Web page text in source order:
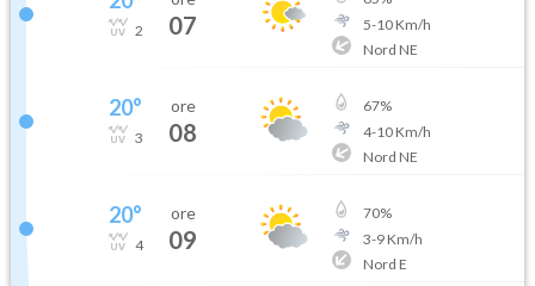
2 07
5-10Km/h
Nord NE
20°
3
ore
08
67%
4-10Km/h
Nord NE
20°
4
ore
09
70%
3-9Km/h
Nord E